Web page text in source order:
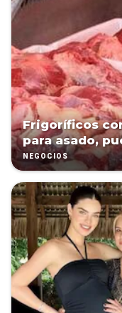
Frigoríficos
para asado,
NEGOCIOS